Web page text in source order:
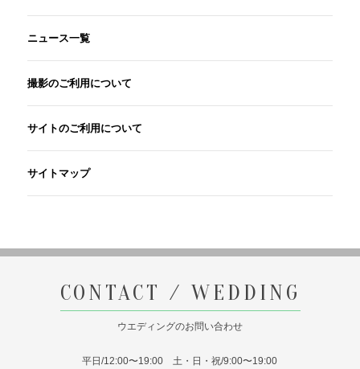
ニュース一覧
撮影のご利用について
サイトのご利用について
サイトマップ
CONTACT / WEDDING
ウエディングのお問い合わせ
平日/12:00〜19:00 土・日・祝/9:00〜19:00